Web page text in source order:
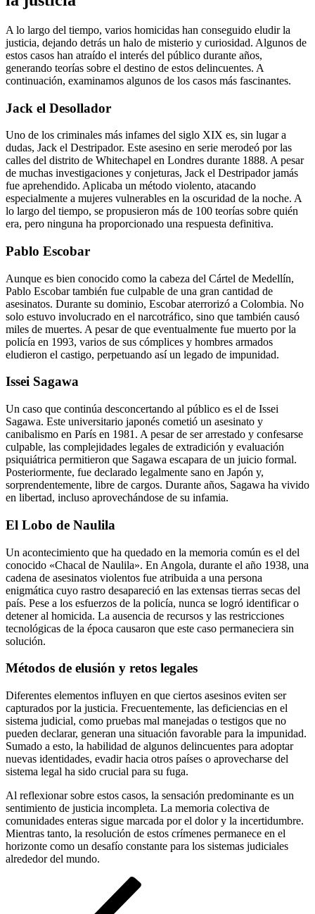
A lo largo del tiempo, varios homicidas han conseguido eludir la
justicia, dejando detrás un halo de misterio y curiosidad. Algunos de
estos casos han atraído el interés del público durante años,
generando teorías sobre el destino de estos delincuentes. A
continuación, examinamos algunos de los casos más fascinantes.
Jack el Desollador
Uno de los criminales más infames del siglo XIX es, sin lugar a
dudas, Jack el Destripador. Este asesino en serie merodeó por las
calles del distrito de Whitechapel en Londres durante 1888. A pesar
de muchas investigaciones y conjeturas, Jack el Destripador jamás
fue aprehendido. Aplicaba un método violento, atacando
especialmente a mujeres vulnerables en la oscuridad de la noche. A
lo largo del tiempo, se propusieron más de 100 teorías sobre quién
era, pero ninguna ha proporcionado una respuesta definitiva.
Pablo Escobar
Aunque es bien conocido como la cabeza del Cártel de Medellín,
Pablo Escobar también fue culpable de una gran cantidad de
asesinatos. Durante su dominio, Escobar aterrorizó a Colombia. No
solo estuvo involucrado en el narcotráfico, sino que también causó
miles de muertes. A pesar de que eventualmente fue muerto por la
policía en 1993, varios de sus cómplices y hombres armados
eludieron el castigo, perpetuando así un legado de impunidad.
Issei Sagawa
Un caso que continúa desconcertando al público es el de Issei
Sagawa. Este universitario japonés cometió un asesinato y
canibalismo en París en 1981. A pesar de ser arrestado y confesarse
culpable, las complejidades legales de extradición y evaluación
psiquiátrica permitieron que Sagawa escapara de un juicio formal.
Posteriormente, fue declarado legalmente sano en Japón y,
sorprendentemente, libre de cargos. Durante años, Sagawa ha vivido
en libertad, incluso aprovechándose de su infamia.
El Lobo de Naulila
Un acontecimiento que ha quedado en la memoria común es el del
conocido «Chacal de Naulila». En Angola, durante el año 1938, una
cadena de asesinatos violentos fue atribuida a una persona
enigmática cuyo rastro desapareció en las extensas tierras secas del
país. Pese a los esfuerzos de la policía, nunca se logró identificar o
detener al homicida. La ausencia de recursos y las restricciones
tecnológicas de la época causaron que este caso permaneciera sin
solución.
Métodos de elusión y retos legales
Diferentes elementos influyen en que ciertos asesinos eviten ser
capturados por la justicia. Frecuentemente, las deficiencias en el
sistema judicial, como pruebas mal manejadas o testigos que no
pueden declarar, generan una situación favorable para la impunidad.
Sumado a esto, la habilidad de algunos delincuentes para adoptar
nuevas identidades, evadir hacia otros países o aprovecharse del
sistema legal ha sido crucial para su fuga.
Al reflexionar sobre estos casos, la sensación predominante es un
sentimiento de justicia incompleta. La memoria colectiva de
comunidades enteras sigue marcada por el dolor y la incertidumbre.
Mientras tanto, la resolución de estos crímenes permanece en el
horizonte como un desafío constante para los sistemas judiciales
alrededor del mundo.